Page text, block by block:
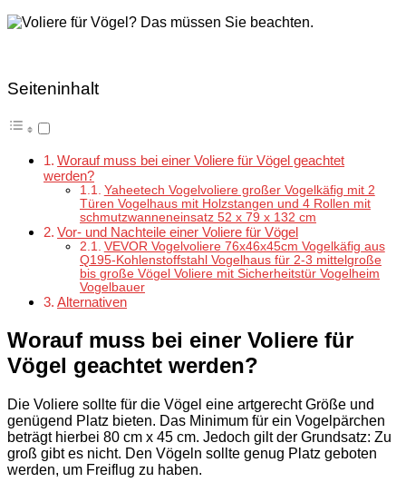
Seiteninhalt
Worauf muss bei einer Voliere für Vögel geachtet
werden?
Yaheetech Vogelvoliere großer Vogelkäfig mit 2
Türen Vogelhaus mit Holzstangen und 4 Rollen mit
schmutzwanneneinsatz 52 x 79 x 132 cm
Vor- und Nachteile einer Voliere für Vögel
VEVOR Vogelvoliere 76x46x45cm Vogelkäfig aus
Q195-Kohlenstoffstahl Vogelhaus für 2-3 mittelgroße
bis große Vögel Voliere mit Sicherheitstür Vogelheim
Vogelbauer
Alternativen
Worauf muss bei einer Voliere für
Vögel geachtet werden?
Die Voliere sollte für die Vögel eine artgerecht Größe und
genügend Platz bieten. Das Minimum für ein Vogelpärchen
beträgt hierbei 80 cm x 45 cm. Jedoch gilt der Grundsatz: Zu
groß gibt es nicht. Den Vögeln sollte genug Platz geboten
werden, um Freiflug zu haben.